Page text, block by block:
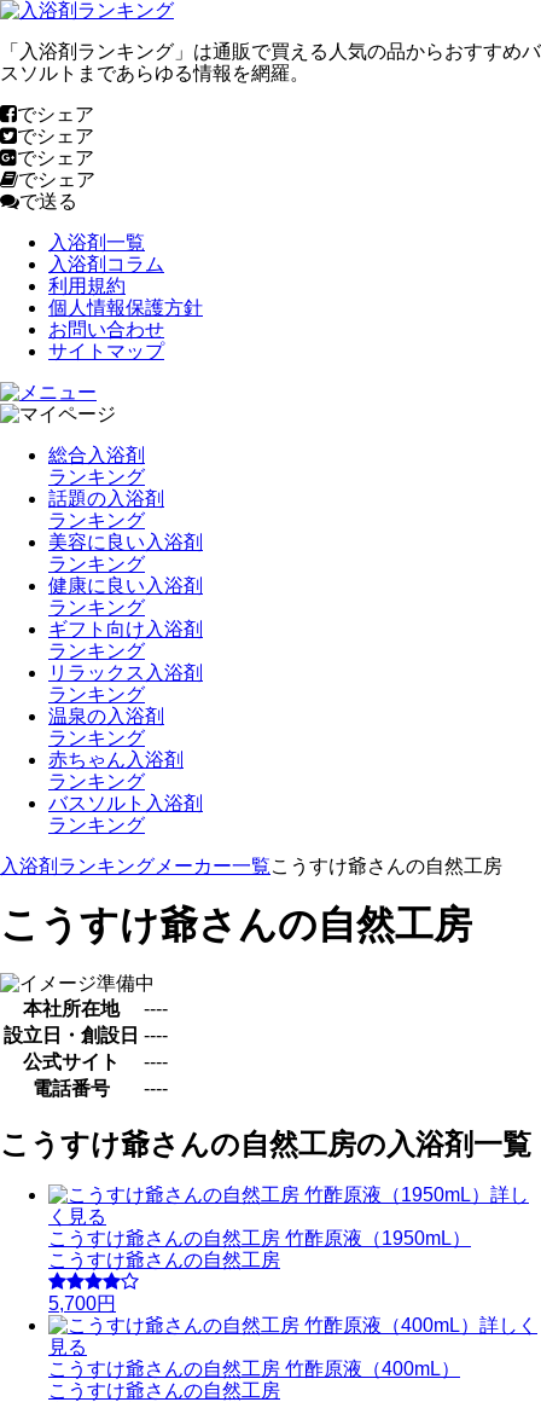
「入浴剤ランキング」は通販で買える人気の品からおすすめバ
スソルトまであらゆる情報を網羅。
でシェア
でシェア
でシェア
でシェア
で送る
入浴剤一覧
入浴剤コラム
利用規約
個人情報保護方針
お問い合わせ
サイトマップ
総合入浴剤
ランキング
話題の入浴剤
ランキング
美容に良い入浴剤
ランキング
健康に良い入浴剤
ランキング
ギフト向け入浴剤
ランキング
リラックス入浴剤
ランキング
温泉の入浴剤
ランキング
赤ちゃん入浴剤
ランキング
バスソルト入浴剤
ランキング
入浴剤ランキング メーカー一覧こうすけ爺さんの自然工房
こうすけ爺さんの自然工房
本社所在地
----
設立日・創設日 ----
公式サイト
----
電話番号
----
こうすけ爺さんの自然工房の入浴剤一覧
詳し
く見る
こうすけ爺さんの自然工房 竹酢原液（1950mL）
こうすけ爺さんの自然工房
5,700円
詳しく
見る
こうすけ爺さんの自然工房 竹酢原液（400mL）
こうすけ爺さんの自然工房